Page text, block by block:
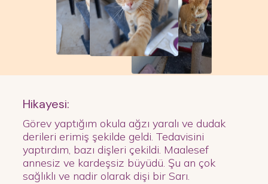
Hikayesi:
Görev yaptığım okula ağzı yaralı ve dudak
derileri erimiş şekilde geldi. Tedavisini
yaptırdım, bazı dişleri çekildi. Maalesef
annesiz ve kardeşsiz büyüdü. Şu an çok
sağlıklı ve nadir olarak dişi bir Sarı.